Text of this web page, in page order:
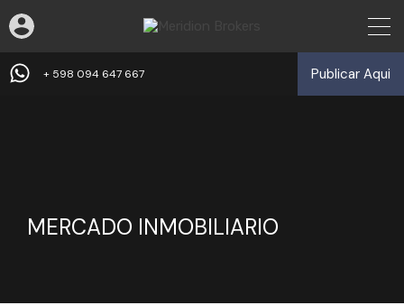
+ 598 094 647 667 Publicar Aqui
MERCADO INMOBILIARIO